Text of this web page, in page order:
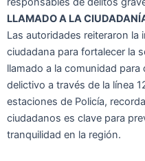
LLAMADO A LA
Las autoridades reiteraron
ciudadana para fortalecer la
llamado a la comunidad
delictivo a través de la línea
estaciones de Policía,
ciudadanos es clave para
tranquilidad en la región.